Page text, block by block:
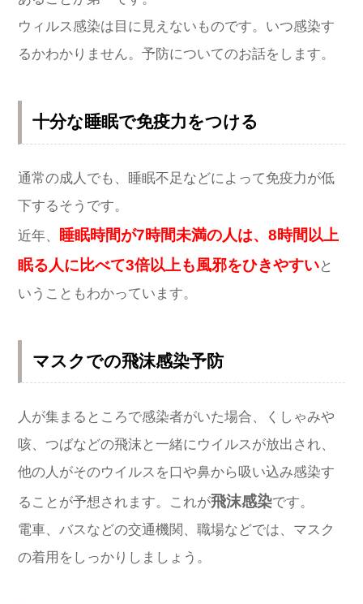
ウィルス感染は目に見えないものです。いつ感染す
るかわかりません。予防についてのお話をします。
十分な睡眠で免疫力をつける
通常の成人でも、睡眠不足などによって免疫力が低
下するそうです。
近年、
睡眠時間が7時間未満の人は、8時間以上
眠る人に比べて3倍以上も風邪をひきやすいと
いうこともわかっています。
マスクでの飛沫感染予防
人が集まるところで感染者がいた場合、くしゃみや
咳、つばなどの飛沫と一緒にウイルスが放出され、
他の人がそのウイルスを口や鼻から吸い込み感染す
ることが予想されます。これが飛沫感染です。
電車、バスなどの交通機関、職場などでは、マスク
の着用をしっかりしましょう。